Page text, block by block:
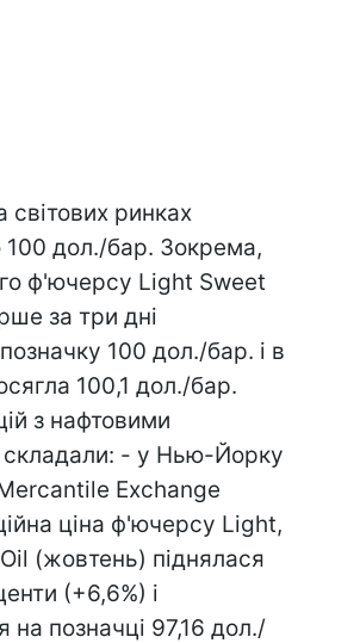
світових ринках
100 дол./бар. Зокрема,
ф'ючерсу Light Sweet
за три дні
100 дол./бар. і в
100,1 дол./бар.
з нафтовими
складали: - у Нью-Йорку
Exchange
ціна ф'ючерсу Light,
(жовтень) піднялася
(+6,6%) і
на позначці 97,16 дол./